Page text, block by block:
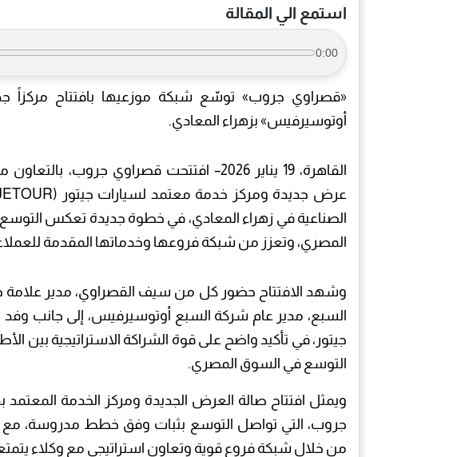
استمع الي المقالة
0:00
«قصراوي جروب» توسّع شبكة موزعيها بافتتاح مركزاً
أوتوسيرفيس» بزهراء المعادي.
القاهرة، 19 يناير 2026– افتتحت قصراوي
الصناعية في زهراء المعادي، في خطوة جديدة تعكس التوسع
المصري، وتعزز من شبكة فروعها وخدماتها المقدمة
وشهد الافتتاح حضور كل من سيف القصراوي، مدير علامة
السبع، مدير عام شركة السبع أوتوسيرفيس، إلى جانب وفد
جيتور، في تأكيد واضح على قوة الشراكة الاستراتيجية بين
التوسع في السوق المصري.
ويمثل افتتاح صالة العرض الجديدة ومركز الخدمة
جروب، التي تواصل التوسع بثبات وفق خطط مدروسة، مع
من خلال شبكة فروع قوية وتعاون استراتيجي مع وكلاء